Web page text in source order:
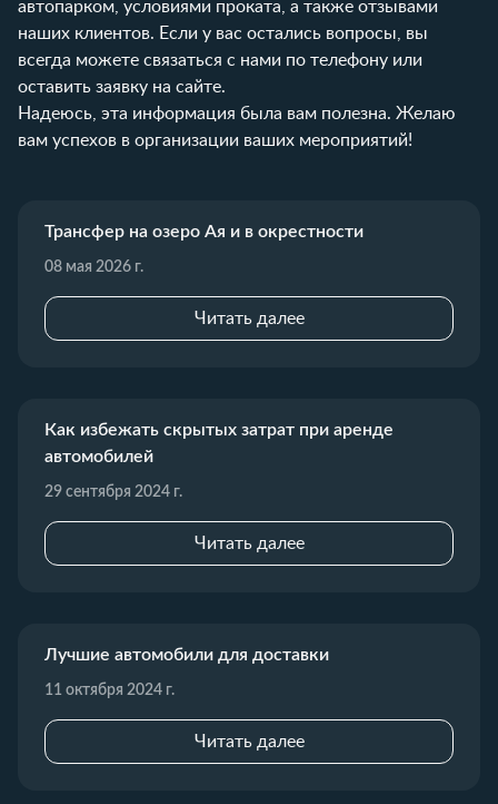
автопарком условиями проката , а также отзывами
наших клиентов. Если у вас остались вопросы, вы
всегда можете связаться с нами по телефону или
оставить заявку на сайте.
Надеюсь, эта информация была вам полезна. Желаю
вам успехов в организации ваших мероприятий!
Трансфер на озеро Ая и в окрестности
08 мая 2026 г.
Читать далее
Как избежать скрытых затрат при аренде
автомобилей
29 сентября 2024 г.
Читать далее
Лучшие автомобили для доставки
11 октября 2024 г.
Читать далее